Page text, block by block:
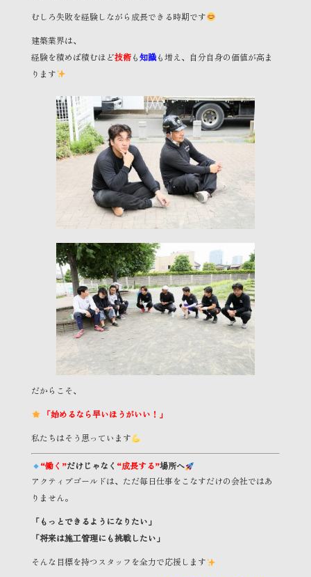
むしろ失敗を経験しながら成長できる時期です
建築業界は、
経験を積めば積むほど技術も知識も増え、自分自身の価値が高ま
ります
だからこそ、
「始めるなら早いほうがいい！」
私たちはそう思っています
“働く”だけじゃなく “成長する”場所へ
アクティブゴールドは、ただ毎日仕事をこなすだけの会社ではあ
りません。
「もっとできるようになりたい」
「将来は施工管理にも挑戦したい」
そんな目標を持つスタッフを全力で応援します